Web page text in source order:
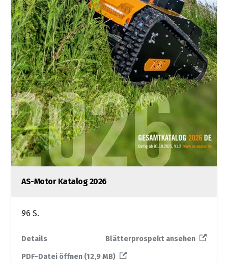
AS-Motor Katalog 2026
96 S.
Details
Blätterprospekt ansehen
PDF-Datei öffnen (12,9 MB)